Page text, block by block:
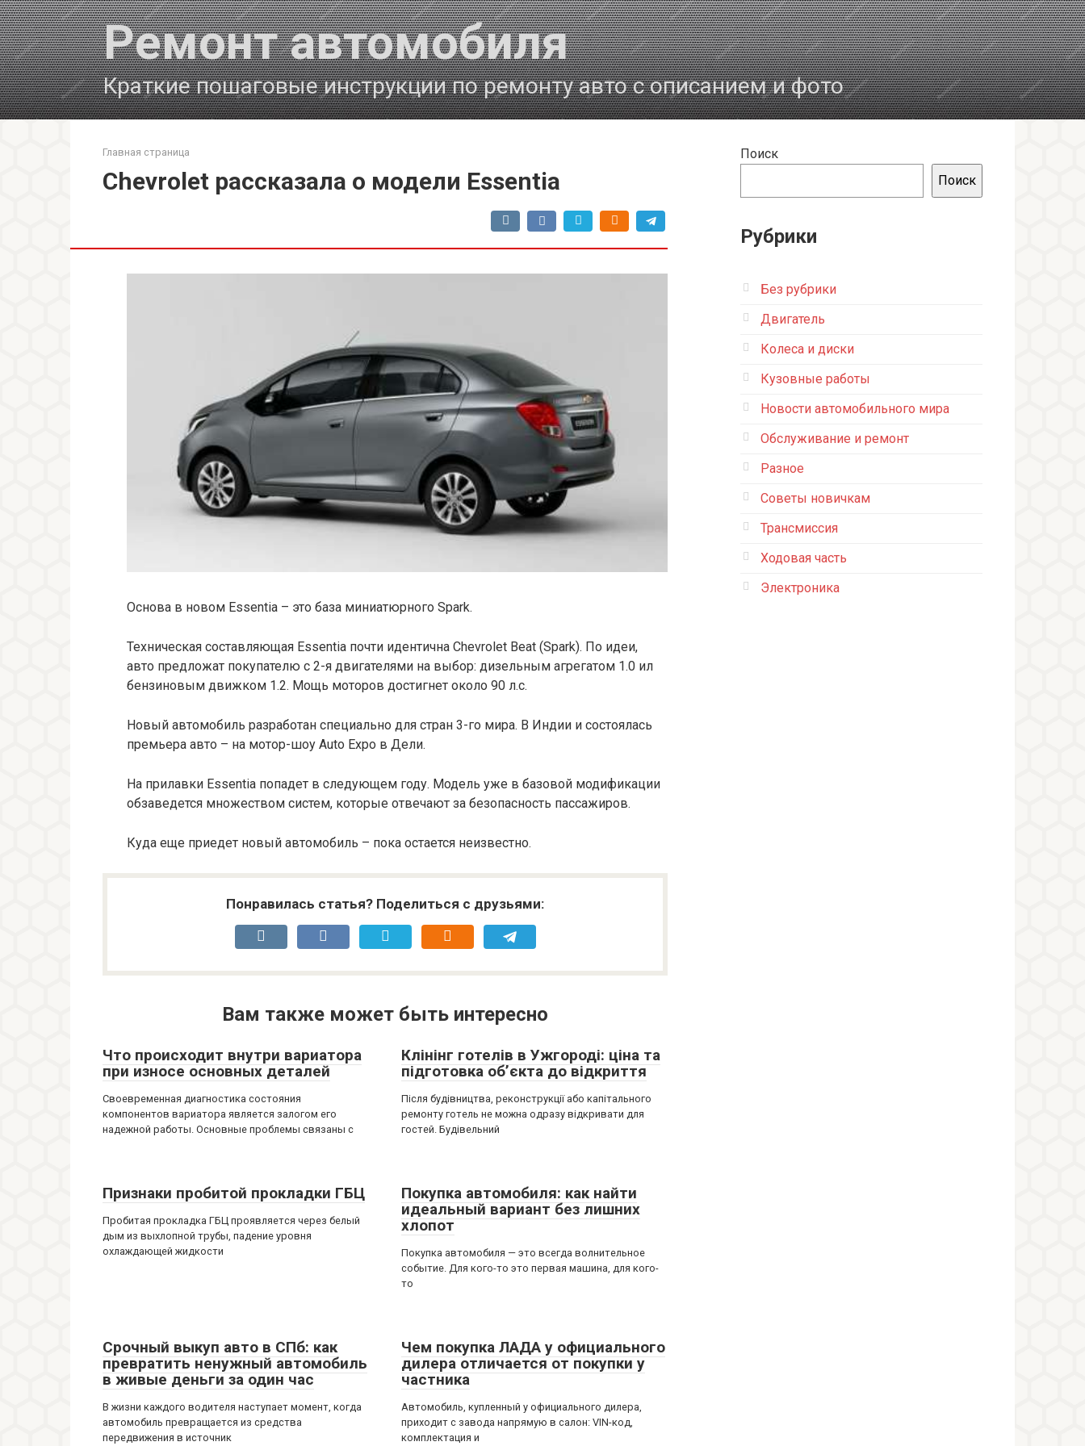
Перейти
к
контенту
Ремонт автомобиля
Краткие пошаговые инструкции по ремонту авто с описанием и фото
Главная страница
Chevrolet рассказала о модели Essentia
Основа в новом Essentia – это база миниатюрного Spark.
Техническая составляющая Essentia почти идентична Chevrolet Beat (Spark). По идеи,
авто предложат покупателю с 2-я двигателями на выбор: дизельным агрегатом 1.0 ил
бензиновым движком 1.2. Мощь моторов достигнет около 90 л.с.
Новый автомобиль разработан специально для стран 3-го мира. В Индии и состоялась
премьера авто – на мотор-шоу Auto Expo в Дели.
На прилавки Essentia попадет в следующем году. Модель уже в базовой модификации
обзаведется множеством систем, которые отвечают за безопасность пассажиров.
Куда еще приедет новый автомобиль – пока остается неизвестно.
Понравилась статья? Поделиться с друзьями:
Вам также может быть интересно
Что происходит внутри вариатора
при износе основных деталей
Своевременная диагностика состояния
компонентов вариатора является залогом его
надежной работы. Основные проблемы связаны с
Клінінг готелів в Ужгороді: ціна та
підготовка об’єкта до відкриття
Після будівництва, реконструкції або капітального
ремонту готель не можна одразу відкривати для
гостей. Будівельний
Признаки пробитой прокладки ГБЦ
Пробитая прокладка ГБЦ проявляется через белый
дым из выхлопной трубы, падение уровня
охлаждающей жидкости
Покупка автомобиля: как найти
идеальный вариант без лишних
хлопот
Покупка автомобиля — это всегда волнительное
событие. Для кого-то это первая машина, для кого-
то
Срочный выкуп авто в СПб: как
превратить ненужный автомобиль
в живые деньги за один час
В жизни каждого водителя наступает момент, когда
автомобиль превращается из средства
передвижения в источник
Чем покупка ЛАДА у официального
дилера отличается от покупки у
частника
Автомобиль, купленный у официального дилера,
приходит с завода напрямую в салон: VIN-код,
комплектация и
Поиск
Поиск
Рубрики
Без рубрики
Двигатель
Колеса и диски
Кузовные работы
Новости автомобильного мира
Обслуживание и ремонт
Разное
Советы новичкам
Трансмиссия
Ходовая часть
Электроника